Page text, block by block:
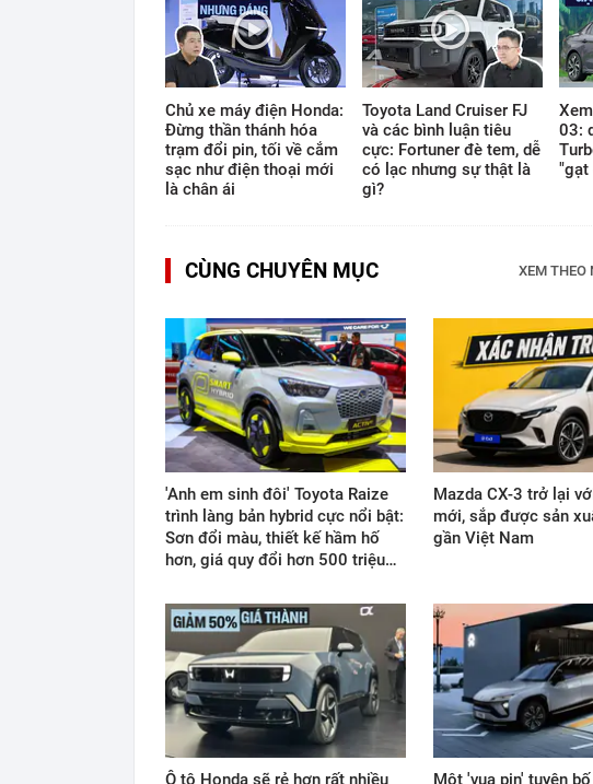
Chủ xe máy điện Honda:
Đừng thần thánh hóa
trạm đổi pin, tối về cắm
sạc như điện thoại mới
là chân ái
Toyota Land Cruiser FJ
và các bình luận tiêu
cực: Fortuner đè tem, dễ
có lạc nhưng sự thật là
gì?
03:
"gạt
CÙNG CHUYÊN MỤC XEM THEO
'Anh em sinh đôi' Toyota Raize
trình làng bản hybrid cực nổi bật:
Sơn đổi màu, thiết kế hầm hố
hơn, giá quy đổi hơn 500 triệu…
Mazda CX-3 trở lại
mới, sắp được sản
gần Việt Nam
Ô tô Honda sẽ rẻ hơn rất nhiều Một 'vua pin' tuyên